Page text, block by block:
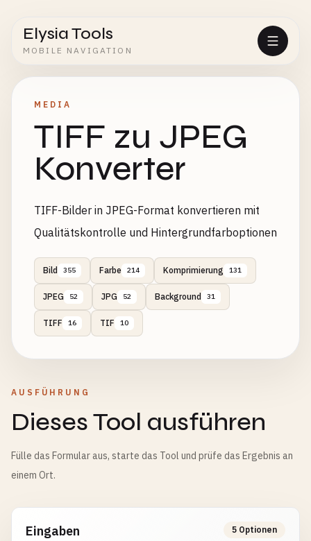
Elysia Tools
MOBILE NAVIGATION
MEDIA
TIFF zu JPEG
Konverter
TIFF-Bilder in JPEG-Format konvertieren mit
Qualitätskontrolle und Hintergrundfarboptionen
Bild 355 Farbe 214 Komprimierung 131
JPEG 52 JPG 52 Background 31
TIFF 16 TIF 10
AUSFÜHRUNG
Dieses Tool ausführen
Fülle das Formular aus, starte das Tool und prüfe das Ergebnis an
einem Ort.
Eingaben 5 Optionen